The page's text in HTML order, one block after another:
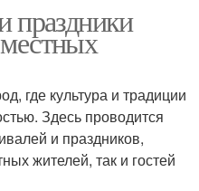
праздники
где культура и традиции
Здесь проводится
и праздников,
жителей, так и гостей